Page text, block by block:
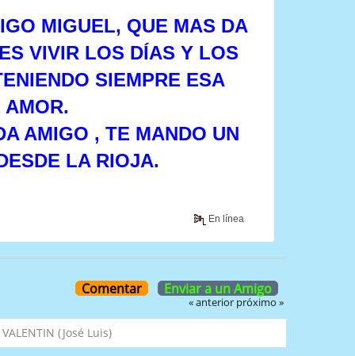
MIGUEL, QUE MAS DA
VIVIR LOS DÍAS Y LOS
SIEMPRE ESA
AMIGO , TE MANDO UN
LA RIOJA.
En línea
Comentar Enviar a un Amigo
« anterior próximo »
VALENTIN (José Luis)